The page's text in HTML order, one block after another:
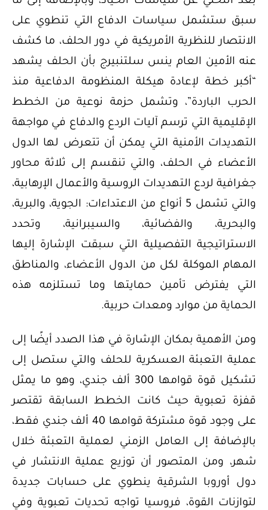
سبق ستشمل سياسات الدفاع التي تنطوي على
الانتصار للنظرية الأمريكية في دور الحلف، ما كشف
عنه الأمين العام ينس سلتنبيرج بأن الحلف يشهد
“أكبر خطة لإعادة هيكلة المنظومة الدفاعية منذ
الحرب الباردة”، وتشمل حزمة نوعية من الخطط
الإقليمية التي ترسم آليات الردع والدفاع في مواجهة
التهديدات الأمنية التي يمكن أن تتعرض لها الدول
الأعضاء في الحلف، والتي تنقسم إلى ثلاثة محاور
جغرافية لردع التهديدات الروسية والأعمال الإرهابية،
والتي تشمل 5 أنواع من الاعتداءات: الجوية، والبرية،
والبحرية، والفضائية، والسيبرانية، وتحدد
الاستراتيجية التفصيلية التي سبقت الإشارة إليها
المهام الموكلة لكل من الدول الأعضاء، والمناطق
التي يفترض تأمين حمايتها وما تستلزمه هذه
الحماية من موارد ومعدات حربية.
ومن الأهمية بمكان الإشارة في هذا الصدد أيضًا إلى
عملية التعبئة العسكرية للحلف والتي ستصل إلى
تشكيل قوة قوامها 300 ألف جندي، وهو ما يمثل
قفزة تعبوية حيث كانت الخطط السابقة تقتصر
على وجود قوة مشتركة قوامها 40 ألف جندي فقط،
بالإضافة إلى العامل الزمني لعملية التعبئة خلال
شهر، ومن المتصور أن توزيع عملية الانتشار في
دول أوروبا الشرقية ينطوي على حسابات جديدة
لتوازنات القوة، فروسيا تواجه تحديات تعبوية وفي